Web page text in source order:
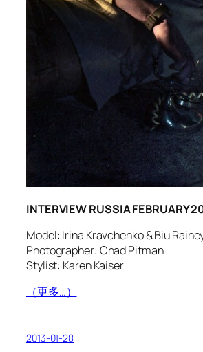
INTERVIEW RUSSIA FEBRUARY
Model: Irina Kravchenko & Biu
Photographer: Chad Pitman
Stylist: Karen Kaiser
（更多…）
2013-01-28